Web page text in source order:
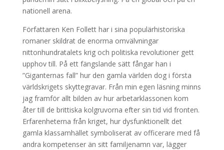
nationell arena.
Författaren Ken Follett har i sina populärhistoriska
romaner skildrat de enorma omvälvningar
nittonhundratalets krig och politiska revolutioner gett
upphov till. På ett fängslande sätt fångar han i
”Giganternas fall” hur den gamla världen dog i första
världskrigets skyttegravar. Från min egen läsning minns
jag framför allt bilden av hur arbetarklassonen kom
åter till de brittiska kolgruvorna efter sin tid vid fronten.
Erfarenheterna från kriget, hur dysfunktionellt det
gamla klassamhället symboliserat av officerare med få
andra kompetenser än sitt familjenamn var, lägger